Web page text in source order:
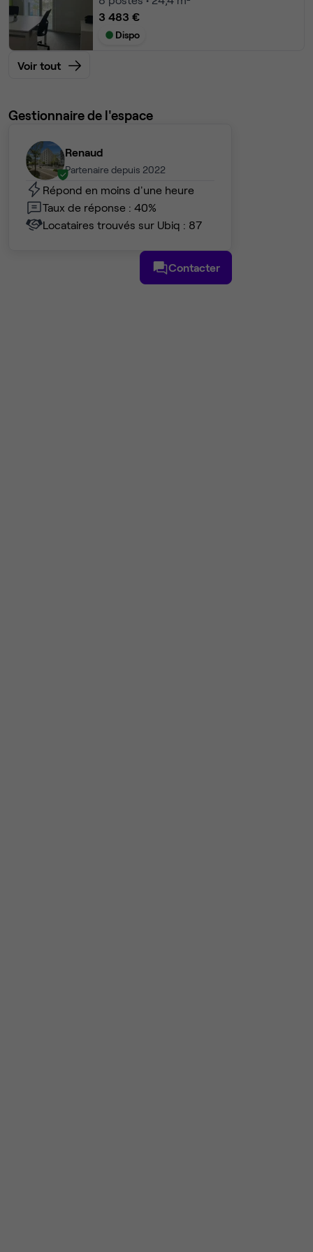
3 483 €
Dispo
Voir tout
Gestionnaire de l'espace
Renaud
Partenaire depuis 2022
Répond en moins d'une heure
Taux de réponse : 40%
Locataires trouvés sur Ubiq : 87
Contacter